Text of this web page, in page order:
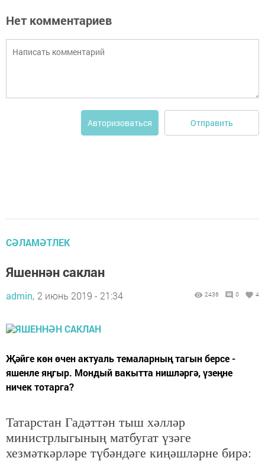
Нет комментариев
Авторизоваться Отправить
СӘЛАМӘТЛЕК
Яшеннән саклан
admin, 2 июнь 2019 - 21:34 2436 0 4
Җәйге көн өчен актуаль темаларның тагын берсе -
яшенле яңгыр. Мондый вакытта нишләргә, үзеңне
ничек тотарга?
Татарстан Гадәттән тыш хәлләр
министрлыгының матбугат үзәге
хезмәткәрләре түбәндәге киңәшләрне бирә: